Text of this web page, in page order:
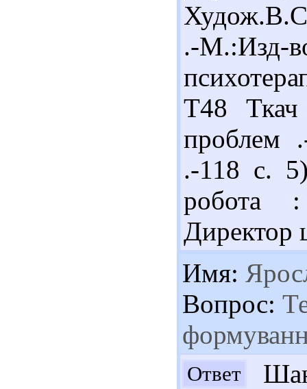
.-
Т48 Ткач
проблем
.-118 с.
робота :
Директор
Имя:
Вопрос:
Ответ